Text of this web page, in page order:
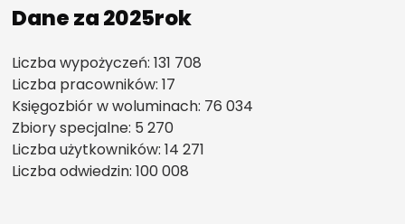
Dane za 2025rok
Liczba wypożyczeń: 131 708
Liczba pracowników: 17
Księgozbiór w woluminach: 76 034
Zbiory specjalne: 5 270
Liczba użytkowników: 14 271
Liczba odwiedzin: 100 008